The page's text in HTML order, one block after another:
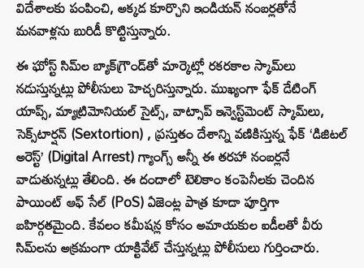
విదేశాలకు పంపించి, అక్కడ కూర్చొని ఇండియన్ నంబర్లతోనే
మనవాళ్లను బురిడీ కొట్టిస్తున్నారు.
ఈ ఘోస్ట్ సిమ్‌ల బ్యాక్‌గ్రౌండ్‌తో మార్కెట్లో రకరకాల స్కామ్‌లు
నడుస్తున్నట్లు పోలీసులు హెచ్చరిస్తున్నారు. ముఖ్యంగా ఫేక్ డేటింగ్
యాప్స్, మ్యాట్రిమోనియల్ సైట్స్, వాట్సాప్ ఇన్వెస్ట్‌మెంట్ స్కామ్‌లు,
సెక్స్‌టార్షన్ (Sextortion) , ప్రస్తుతం దేశాన్ని వణికిస్తున్న ఫేక్ ‘డిజిటల్
అరెస్ట్’ (Digital Arrest) గ్యాంగ్స్ అన్నీ ఈ తరహా నంబర్లనే
వాడుతున్నట్లు తేలింది. ఈ దందాలో టెలికాం కంపెనీలకు చెందిన
పాయింట్ ఆఫ్ సేల్ (PoS) ఏజెంట్ల పాత్ర కూడా పూర్తిగా
బహిర్గతమైంది. కేవలం కమీషన్ల కోసం అమాయకుల ఐడీలతో వీరు
సిమ్‌లను అక్రమంగా యాక్టివేట్ చేస్తున్నట్లు పోలీసులు గుర్తించారు.